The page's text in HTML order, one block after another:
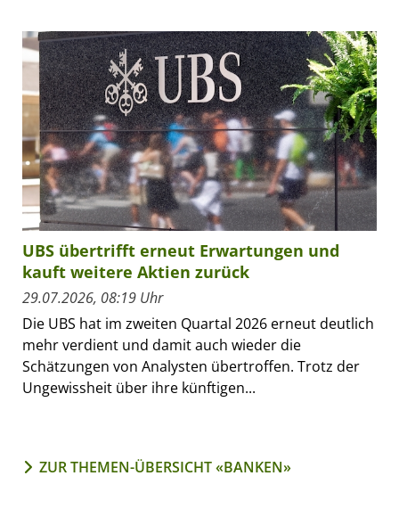
UBS übertrifft erneut Erwartungen und
kauft weitere Aktien zurück
29.07.2026, 08:19 Uhr
Die UBS hat im zweiten Quartal 2026 erneut deutlich
mehr verdient und damit auch wieder die
Schätzungen von Analysten übertroffen. Trotz der
Ungewissheit über ihre künftigen...
ZUR THEMEN-ÜBERSICHT «BANKEN»